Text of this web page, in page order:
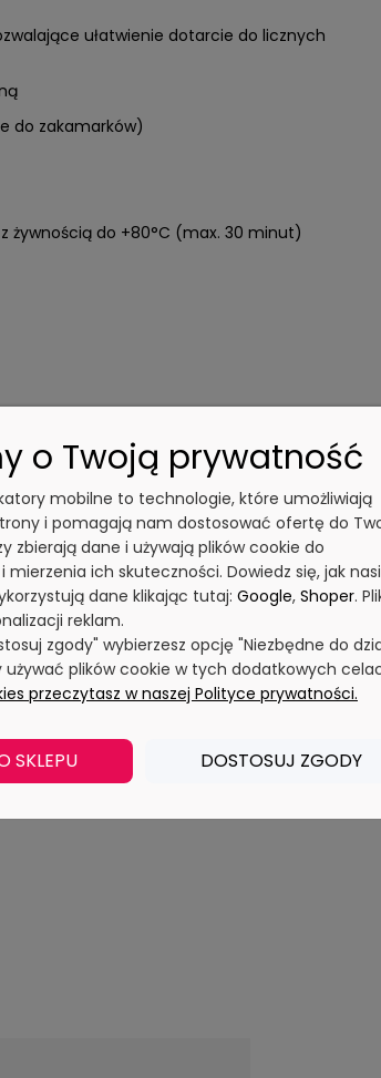
ułatwienie dotarcie do licznych
do zakamarków)
żywnością do +80°C (max. 30 minut)
o Twoją prywatność
mobilne to technologie, które umożliwiają
i pomagają nam dostosować ofertę do
zbierają dane i używają plików cookie do
mierzenia ich skuteczności. Dowiedz się, jak nasi
dane klikając tutaj: Google, Shoper.
reklam.
zgody" wybierzesz opcję "Niezbędne do
plików cookie w tych dodatkowych
przeczytasz w naszej Polityce prywatności.
SKLEPU DOSTOSUJ ZGODY